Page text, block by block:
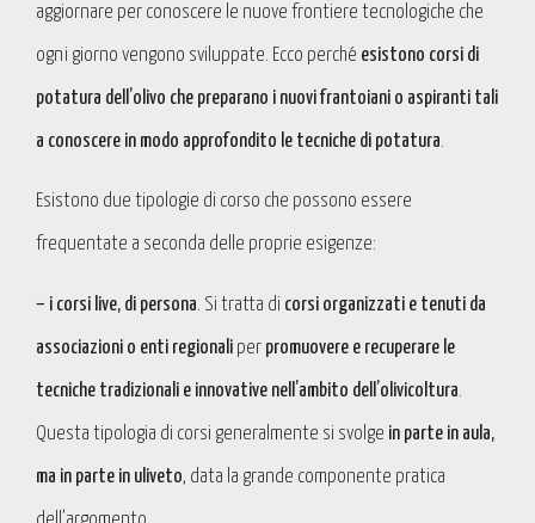
aggiornare per conoscere le nuove frontiere tecnologiche che
ogni giorno vengono sviluppate. Ecco perché esistono corsi di
potatura dell’olivo che preparano i nuovi frantoiani o aspiranti tali
a conoscere in modo approfondito le tecniche di potatura.
Esistono due tipologie di corso che possono essere
frequentate a seconda delle proprie esigenze:
– i corsi live, di persona. Si tratta di corsi organizzati e tenuti da
associazioni o enti regionali per promuovere e recuperare le
tecniche tradizionali e innovative nell’ambito dell’olivicoltura.
Questa tipologia di corsi generalmente si svolge in parte in aula,
ma in parte in uliveto, data la grande componente pratica